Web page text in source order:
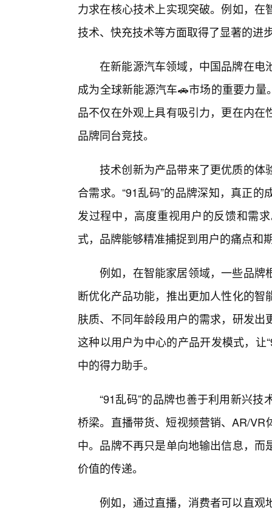
力求在核心技术上实现突破。例如，
技术、快充技术等方面取得了显著的进
在新能源汽车领域，中国品牌在电
成为全球新能源汽车🚗市场的重要力量
品不仅在外观上具有吸引力，更在内
品牌同台竞技。
技术创新为产品带来了更优质的体
合需求。“91乱码”的品牌深知，真正
发过程中，高度重视用户的反馈和需
式，品牌能够精准捕捉到用户的痛点和
例如，在智能家居领域，一些品牌
断优化产品功能，推出更加人性化的
肤质、不同年龄段用户的需求，研发
这种以用户为中心的产品开发模式，让
中的得力助手。
“91乱码”的品牌也善于利用新兴
桥梁。直播带货、短视频营销、AR/
中。品牌不再只是单向地输出信息，
价值的传递。
例如，通过直播，消费者可以直观